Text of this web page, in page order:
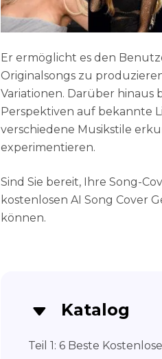
Er ermöglicht es den
Originalsongs zu
Variationen. Darüber hinaus
Perspektiven auf bekannte
verschiedene Musikstile
experimentieren.
Sind Sie bereit, Ihre Song-
kostenlosen AI Song Cover
können.
Katalog
Teil 1: 6 Beste